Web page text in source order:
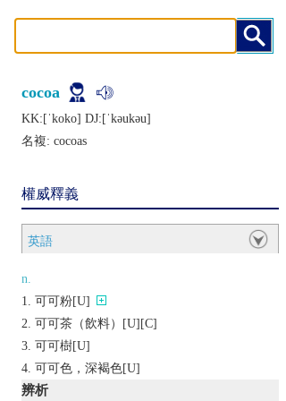
cocoa
KK:[ˈkoko] DJ:[ˈkǝukǝu]
名複: cocoas
權威釋義
英語
n.
可可粉[U]
可可茶（飲料）[U][C]
可可樹[U]
可可色，深褐色[U]
辨析